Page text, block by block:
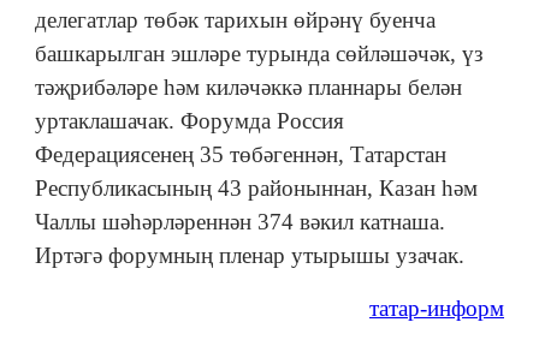
делегатлар төбәк тарихын өйрәнү буенча
башкарылган эшләре турында сөйләшәчәк, үз
тәҗрибәләре һәм киләчәккә планнары белән
уртаклашачак. Форумда Россия
Федерациясенең 35 төбәгеннән, Татарстан
Республикасының 43 районыннан, Казан һәм
Чаллы шәһәрләреннән 374 вәкил катнаша.
Иртәгә форумның пленар утырышы узачак.
татар-информ